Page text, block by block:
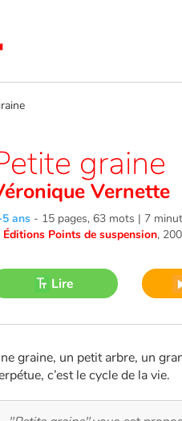
graine
Vernette
ans - 15 pages, 63 mots | 7
Éditions Points de suspension,
Lire
graine, un petit arbre, un
c’est le cycle de la vie.